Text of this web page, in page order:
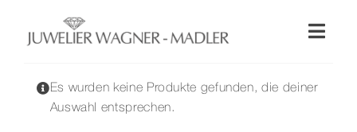
springen
Es wurden keine Produkte gefunden, die deiner
Auswahl entsprechen.